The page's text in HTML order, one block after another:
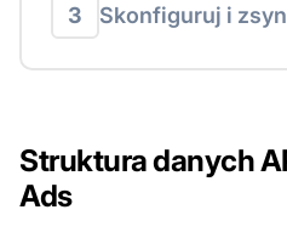
3 Skonfiguruj i
Struktura danych
Ads